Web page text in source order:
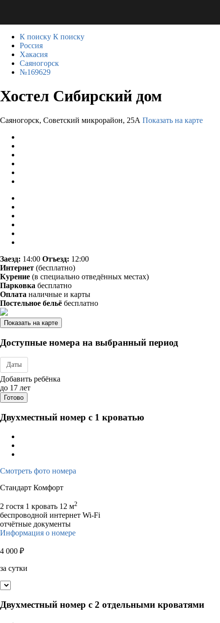
К поиску К поиску
Россия
Хакасия
Саяногорск
№169629
Хостел Сибирский дом
Саяногорск, Советский микрорайон, 25А Показать на карте
Заезд: 14:00 Отъезд: 12:00
Интернет (бесплатно)
Курение (в специально отведённых местах)
Парковка бесплатно
Оплата наличные и карты
Постельное бельё бесплатно
Показать на карте
Доступные номера на выбранный период
Даты
Дата заезда - отъезда
Добавить ребёнка
до 17 лет
Готово
Двухместный номер с 1 кроватью
Смотреть фото номера
Стандарт Комфорт
2 гостя 1 кровать 12 м2
беспроводной интернет Wi-Fi
отчётные документы
Информация о номере
4 000 ₽
за сутки
Двухместный номер с 2 отдельными кроватями